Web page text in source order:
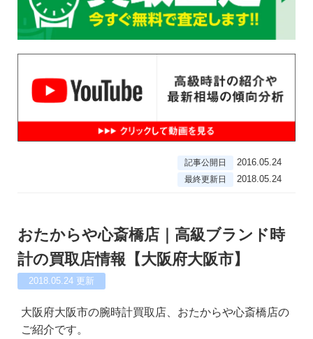
記事公開日 2016.05.24
最終更新日 2018.05.24
おたからや心斎橋店｜高級ブランド時
計の買取店情報【大阪府大阪市】
2018.05.24 更新
大阪府大阪市の腕時計買取店、おたからや心斎橋店の
ご紹介です。